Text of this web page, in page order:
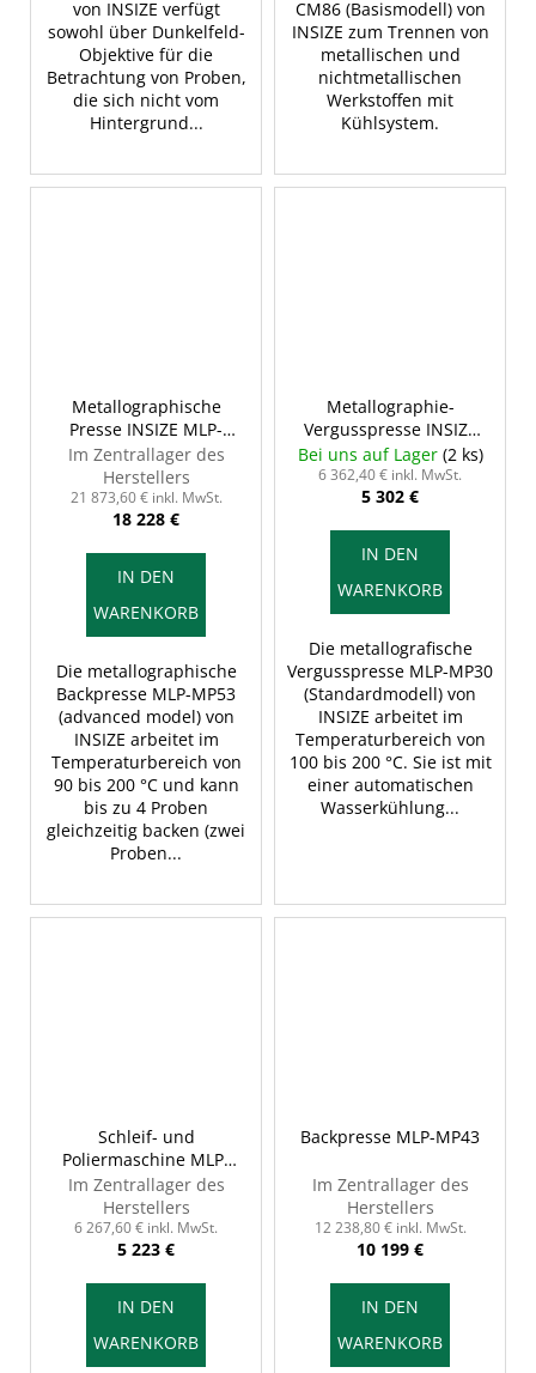
von INSIZE verfügt
sowohl über Dunkelfeld-
Objektive für die
Betrachtung von Proben,
die sich nicht vom
Hintergrund...
CM86 (Basismodell) von
INSIZE zum Trennen von
metallischen und
nichtmetallischen
Werkstoffen mit
Kühlsystem.
Metallographische
Presse INSIZE MLP-
MP53
Im Zentrallager des
Herstellers
21 873,60 € inkl. MwSt.
18 228 €
IN DEN
WARENKORB
Die metallographische
Backpresse MLP-MP53
(advanced model) von
INSIZE arbeitet im
Temperaturbereich von
90 bis 200 °C und kann
bis zu 4 Proben
gleichzeitig backen (zwei
Proben...
Metallographie-
Vergusspresse INSIZE
MLP-MP30
Bei uns auf Lager (2 ks)
6 362,40 € inkl. MwSt.
5 302 €
IN DEN
WARENKORB
Die metallografische
Vergusspresse MLP-MP30
(Standardmodell) von
INSIZE arbeitet im
Temperaturbereich von
100 bis 200 °C. Sie ist mit
einer automatischen
Wasserkühlung...
Schleif- und
Poliermaschine MLP-
GP280
Im Zentrallager des
Herstellers
6 267,60 € inkl. MwSt.
5 223 €
IN DEN
WARENKORB
Backpresse MLP-MP43
Im Zentrallager des
Herstellers
12 238,80 € inkl. MwSt.
10 199 €
IN DEN
WARENKORB